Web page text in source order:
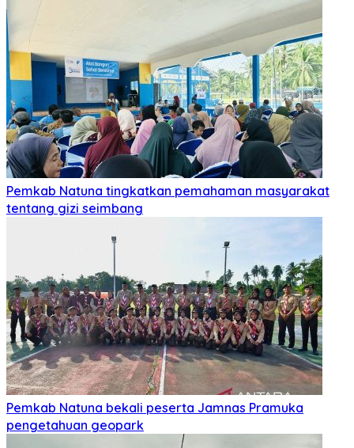
Pemkab Natuna tingkatkan pemahaman masyarakat
tentang gizi seimbang
Pemkab Natuna bekali peserta Jamnas Pramuka
pengetahuan geopark